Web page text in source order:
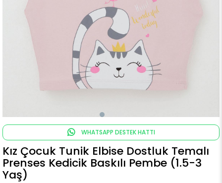
WHATSAPP DESTEK HATTI
Kız Çocuk Tunik Elbise Dostluk Temalı
Prenses Kedicik Baskılı Pembe (1.5-3
Yaş)